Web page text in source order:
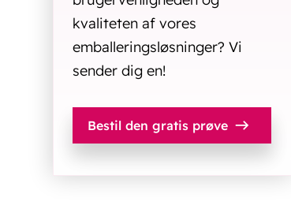
kvaliteten af vores
emballeringsløsninger? Vi
sender dig en!
Bestil den gratis prøve